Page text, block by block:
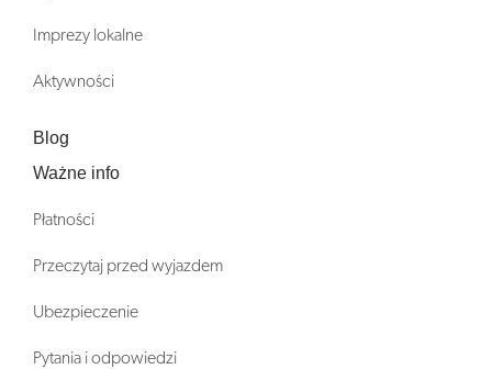
Imprezy lokalne
Aktywności
Blog
Ważne info
Płatności
Przeczytaj przed wyjazdem
Ubezpieczenie
Pytania i odpowiedzi